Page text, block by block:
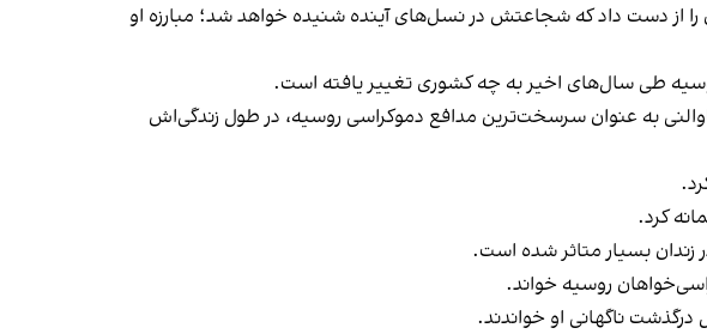
را از دست داد که شجاعتش در نسل‌های آینده شنیده خواهد شد؛ مبارزه او
طی سال‌های اخیر به چه کشوری تغییر یافته است.
به عنوان سرسخت‌ترین مدافع دموکراسی روسیه، در طول زندگی‌اش
کرد.
زندان بسیار متاثر شده است.
روسیه خواند.
ناگهانی او خواندند.